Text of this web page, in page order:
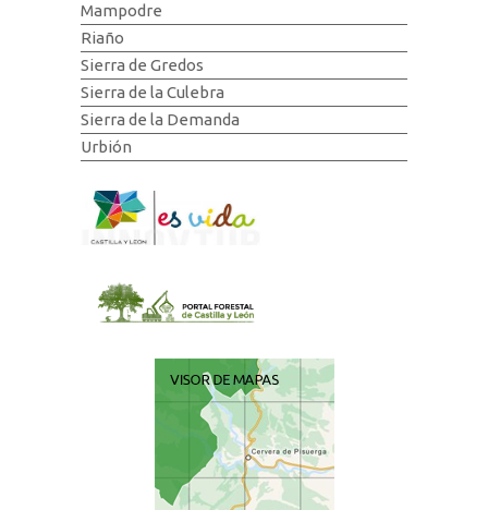
Mampodre
Riaño
Sierra de Gredos
Sierra de la Culebra
Sierra de la Demanda
Urbión